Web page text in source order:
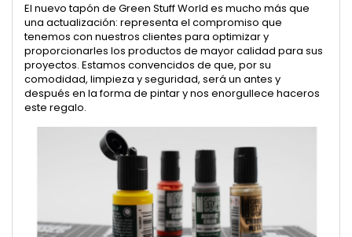
El nuevo tapón de Green Stuff World es mucho más que
una actualización: representa el compromiso que
tenemos con nuestros clientes para optimizar y
proporcionarles los productos de mayor calidad para sus
proyectos. Estamos convencidos de que, por su
comodidad, limpieza y seguridad, será un antes y
después en la forma de pintar y nos enorgullece haceros
este regalo.